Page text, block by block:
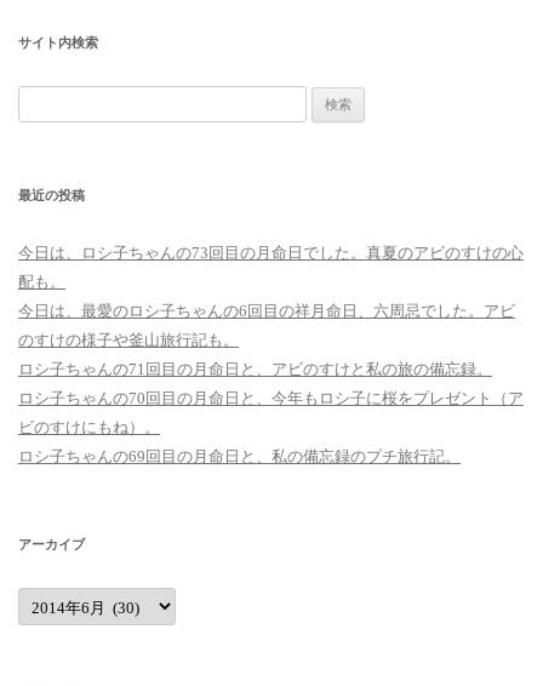
シ
サイト内検索
索:
最近の投稿
今日は、ロシ子ちゃんの73回目の月命日でした。真夏のアビのすけの心
配も。
今日は、最愛のロシ子ちゃんの6回目の祥月命日、六周忌でした。アビ
のすけの様子や釜山旅行記も。
ロシ子ちゃんの71回目の月命日と、アビのすけと私の旅の備忘録。
ロシ子ちゃんの70回目の月命日と、今年もロシ子に桜をプレゼント（ア
ビのすけにもね）。
ロシ子ちゃんの69回目の月命日と、私の備忘録のプチ旅行記。
アーカイブ
ア
ー
カ